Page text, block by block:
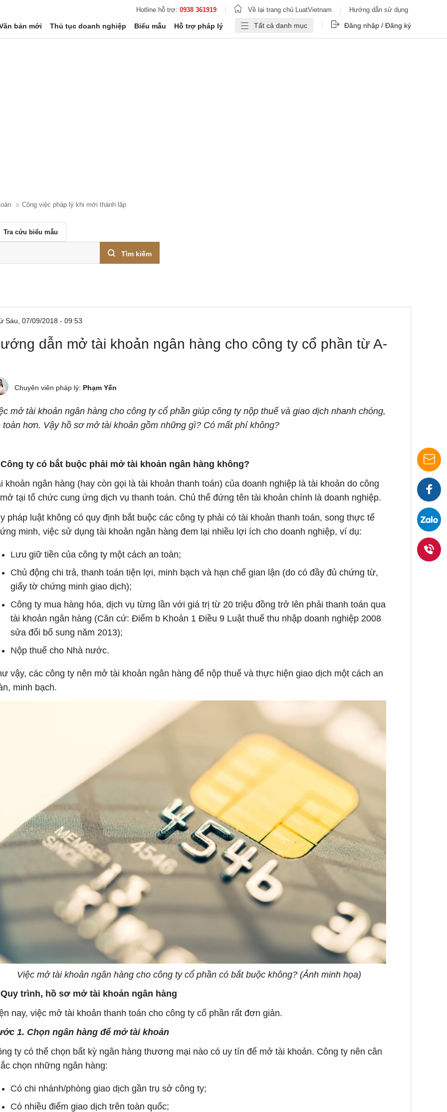
Hotline hỗ trợ: 0938 361919 Về lại trang chủ LuatVietnam Hướng dẫn sử dụng
bản mới Thủ tục doanh nghiệp Biểu mẫu Hỗ trợ pháp lý Tất cả danh mục | Đăng nhập / Đăng ký
Công việc pháp lý khi mới thành lập
Tra cứu biểu mẫu
Tìm kiếm
Sáu, 07/09/2018 - 09:53
dẫn mở tài khoản ngân hàng cho công ty cổ phần từ A-
Chuyên viên pháp lý: Phạm Yến
mở tài khoản ngân hàng cho công ty cổ phần giúp công ty nộp thuế và giao dịch nhanh chóng,
toàn hơn. Vậy hồ sơ mở tài khoản gồm những gì? Có mất phí không?
ty có bắt buộc phải mở tài khoản ngân hàng không?
khoản ngân hàng (hay còn gọi là tài khoản thanh toán) của doanh nghiệp là tài khoản do công
tại tổ chức cung ứng dịch vụ thanh toán. Chủ thể đứng tên tài khoản chính là doanh nghiệp.
pháp luật không có quy định bắt buộc các công ty phải có tài khoản thanh toán, song thực tế
minh, việc sử dụng tài khoản ngân hàng đem lại nhiều lợi ích cho doanh nghiệp, ví dụ:
Lưu giữ tiền của công ty một cách an toàn;
Chủ động chi trả, thanh toán tiện lợi, minh bạch và hạn chế gian lận (do có đầy đủ chứng từ,
giấy tờ chứng minh giao dịch);
Công ty mua hàng hóa, dịch vụ từng lần với giá trị từ 20 triệu đồng trở lên phải thanh toán qua
tài khoản ngân hàng (Căn cứ: Điểm b Khoản 1 Điều 9 Luật thuế thu nhập doanh nghiệp 2008
sửa đổi bổ sung năm 2013);
Nộp thuế cho Nhà nước.
vậy, các công ty nên mở tài khoản ngân hàng để nộp thuế và thực hiện giao dịch một cách an
minh bạch.
Việc mở tài khoản ngân hàng cho công ty cổ phần có bắt buộc không? (Ảnh minh họa)
trình, hồ sơ mở tài khoản ngân hàng
nay, việc mở tài khoản thanh toán cho công ty cổ phần rất đơn giản.
1. Chọn ngân hàng để mở tài khoản
ty có thể chọn bất kỳ ngân hàng thương mại nào có uy tín để mở tài khoản. Công ty nên cân
chọn những ngân hàng:
Có chi nhánh/phòng giao dịch gần trụ sở công ty;
Có nhiều điểm giao dịch trên toàn quốc;
Nhận
báo
giá
ngay